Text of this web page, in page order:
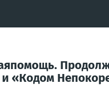
«Кодом